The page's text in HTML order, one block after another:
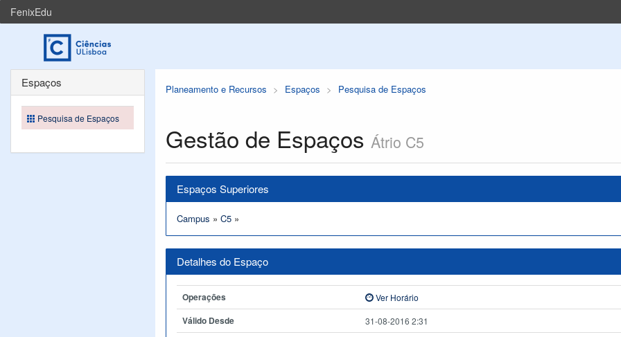
FenixEdu
Planeamento e Recursos Espaços Pesquisa de Espaços
Gestão de Espaços Átrio C5
Espaços Superiores
Campus » C5 »
Detalhes do Espaço
Operações Ver Horário
Válido Desde 31-08-2016 2:31
Espaços
Pesquisa de Espaços